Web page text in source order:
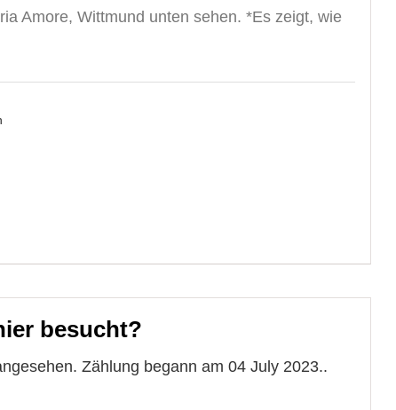
Amore, Wittmund unten sehen. *Es zeigt, wie
besucht?
Zählung begann am 04 July 2023..